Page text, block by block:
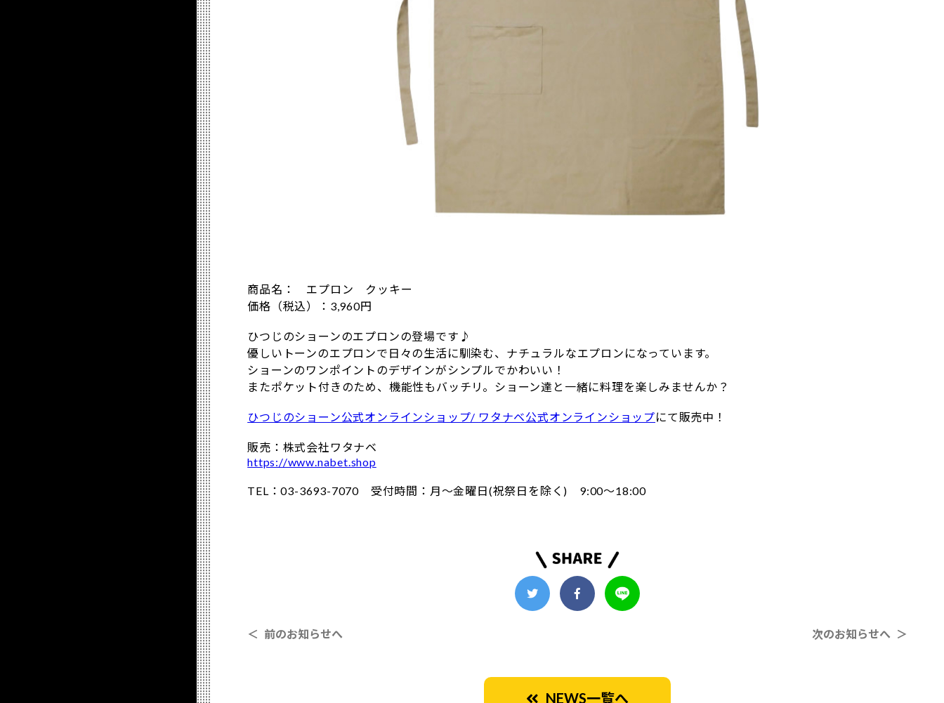
商品名： エプロン クッキー
価格（税込）：3,960円
ひつじのショーンのエプロンの登場です♪
優しいトーンのエプロンで日々の生活に馴染む、ナチュラルなエプロンになっています。
ショーンのワンポイントのデザインがシンプルでかわいい！
またポケット付きのため、機能性もバッチリ。ショーン達と一緒に料理を楽しみませんか？
ひつじのショーン公式オンラインショップ/ ワタナベ公式オンラインショップにて販売中！
販売：株式会社ワタナベ
https://www.nabet.shop
TEL：03-3693-7070 受付時間：月〜金曜日(祝祭日を除く) 9:00〜18:00
＜ 前のお知らせへ 次のお知らせへ ＞
NEWS一覧へ